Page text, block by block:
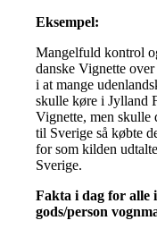
Eksempel:
Mangelfuld kontrol
danske Vignette
i at mange
skulle køre i Jylland
Vignette, men
til Sverige så købte
for som kilden
Sverige.
Fakta i dag for alle
gods/person